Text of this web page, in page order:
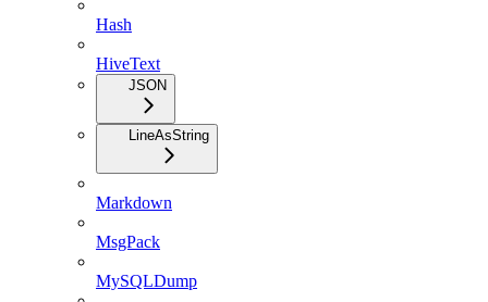
Hash
HiveText
JSON
LineAsString
Markdown
MsgPack
MySQLDump